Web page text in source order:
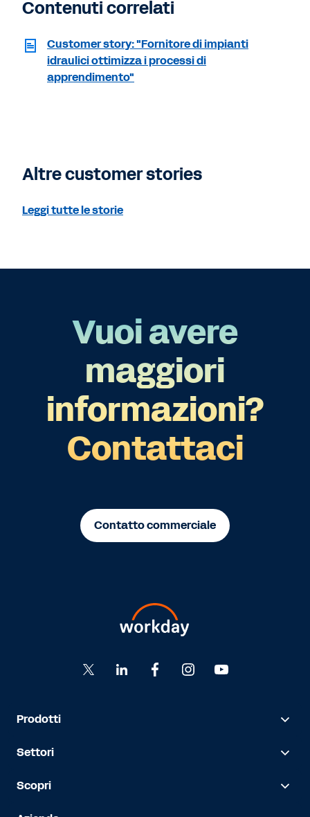
Contenuti correlati
Customer story: "Fornitore di impianti
idraulici ottimizza i processi di
apprendimento"
Altre customer stories
Leggi tutte le storie
Vuoi avere
maggiori
informazioni?
Contattaci
Contatto commerciale
Prodotti
Settori
Scopri